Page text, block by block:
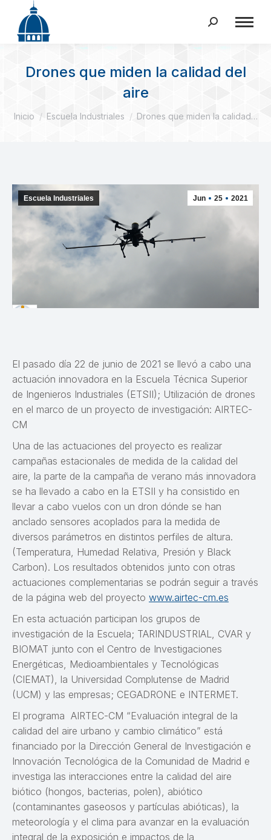
Buscar:
Drones que miden la calidad del
aire
Estás aquí:
Inicio Escuela Industriales Drones que miden la calidad…
Jun 25 2021
Escuela Industriales
El pasado día 22 de junio de 2021 se llevó a cabo una
actuación innovadora en la Escuela Técnica Superior
de Ingenieros Industriales (ETSII); Utilización de drones
en el marco de un proyecto de investigación: AIRTEC-
CM
Una de las actuaciones del proyecto es realizar
campañas estacionales de medida de la calidad del
aire, la parte de la campaña de verano más innovadora
se ha llevado a cabo en la ETSII y ha consistido en
llevar a cabo vuelos con un dron dónde se han
anclado sensores acoplados para la medida de
diversos parámetros en distintos perfiles de altura.
(Temperatura, Humedad Relativa, Presión y Black
Carbon). Los resultados obtenidos junto con otras
actuaciones complementarias se podrán seguir a través
de la página web del proyecto www.airtec-cm.es
En esta actuación participan los grupos de
investigación de la Escuela; TARINDUSTRIAL, CVAR y
BIOMAT junto con el Centro de Investigaciones
Energéticas, Medioambientales y Tecnológicas
(CIEMAT), la Universidad Complutense de Madrid
(UCM) y las empresas; CEGADRONE e INTERMET.
El programa AIRTEC-CM “Evaluación integral de la
calidad del aire urbano y cambio climático” está
financiado por la Dirección General de Investigación e
Innovación Tecnológica de la Comunidad de Madrid e
investiga las interacciones entre la calidad del aire
biótico (hongos, bacterias, polen), abiótico
(contaminantes gaseosos y partículas abióticas), la
meteorología y el clima para avanzar en la evaluación
integral de la exposición e impactos de la